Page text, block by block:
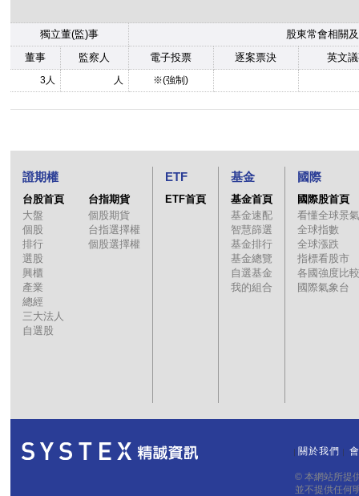
獨立董(監)事
股東常會相關
董事
監察人 電子投票 逐案票決 英文
3人 人 ※(強制)
證期權
台股首頁
大盤
個股
排行
選股
興櫃
產業
總經
三大法人
自選股
台指期貨
個股期貨
台指選擇權
個股選擇權
ETF
ETF首頁
基金
基金首頁
基金速配
智慧篩選
基金排行
基金總覽
自選基金
我的組合
國際
國際股首頁
看懂全球景氣
全球指數
全球漲跌
指標看股市
各國強度比較
國際氣象台
關於我們
© 本網站所提
並不提供任何